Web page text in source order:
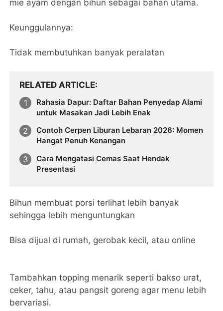
mie ayam dengan bihun sebagai bahan utama.
Keunggulannya:
Tidak membutuhkan banyak peralatan
RELATED ARTICLE
Rahasia Dapur: Daftar Bahan Penyedap Alami
untuk Masakan Jadi Lebih Enak
Contoh Cerpen Liburan Lebaran 2026: Momen
Hangat Penuh Kenangan
Cara Mengatasi Cemas Saat Hendak
Presentasi
Bihun membuat porsi terlihat lebih banyak
sehingga lebih menguntungkan
Bisa dijual di rumah, gerobak kecil, atau online
Tambahkan topping menarik seperti bakso urat,
ceker, tahu, atau pangsit goreng agar menu lebih
bervariasi.